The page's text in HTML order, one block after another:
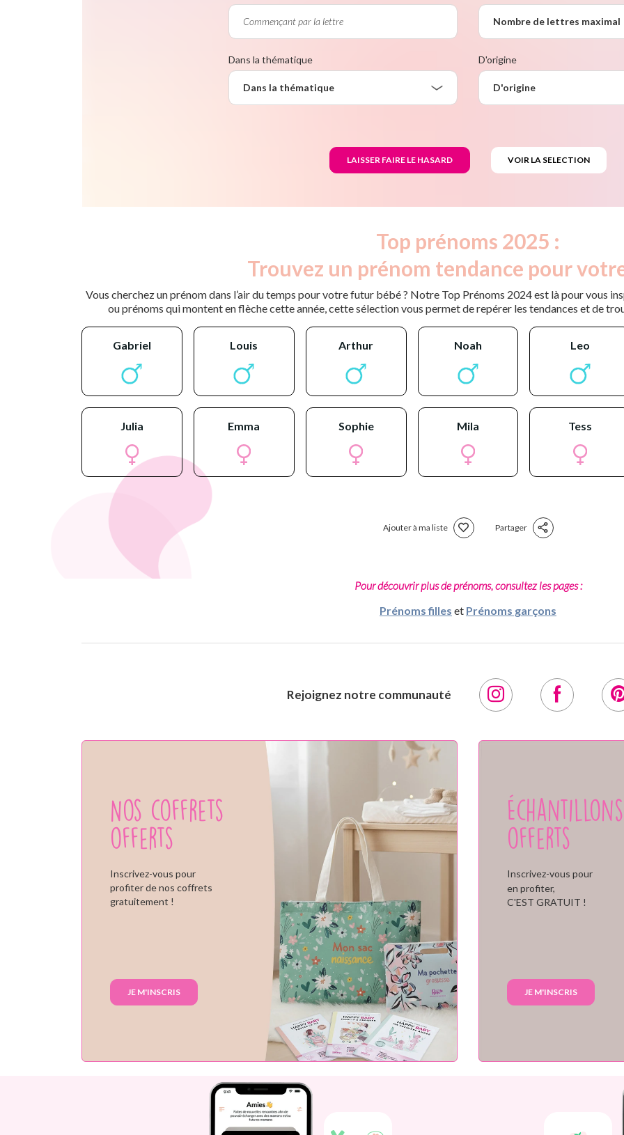
Nombre de lettres maximal
Dans la thématique
Dans la thématique
D'origine
D'origine
Top prénoms 2025 :
Trouvez un prénom tendance pour
Vous cherchez un prénom dans l’air du temps pour votre futur bébé ? Notre Top Prénoms 2024 est là pour vous
ou prénoms qui montent en flèche cette année, cette sélection vous permet de repérer les tendances et de
gabriel louis arthur noah leo
julia emma sophie mila tess
Ajouter à ma liste Partager
Pour découvrir plus de prénoms, consultez les pages :
Prénoms filles et Prénoms garçons
Rejoignez notre communauté
Nos coffrets
offerts
Inscrivez-vous pour
profiter de nos coffrets
gratuitement !
JE M'INSCRIS
Échantillons
offerts
Inscrivez-vous pour
en profiter,
C'EST GRATUIT !
JE M'INSCRIS